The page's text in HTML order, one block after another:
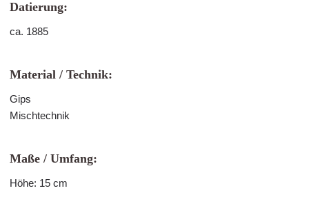
Datierung:
ca. 1885
Material / Technik:
Gips
Mischtechnik
Maße / Umfang:
Höhe: 15 cm